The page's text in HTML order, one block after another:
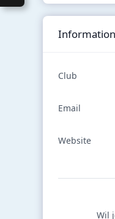
Club
Email
Website
Wil